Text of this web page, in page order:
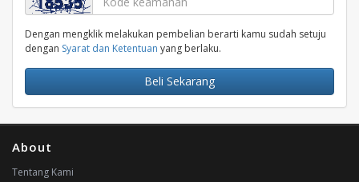
Dengan mengklik melakukan pembelian berarti kamu sudah setuju
dengan Syarat dan Ketentuan yang berlaku.
Beli Sekarang
About
Tentang Kami